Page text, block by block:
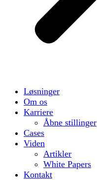
Løsninger
Om os
Karriere
Åbne stillinger
Cases
Viden
Artikler
White Papers
Kontakt